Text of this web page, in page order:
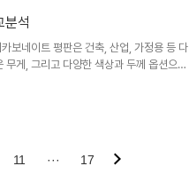
분석
보네이트 평판은 건축, 산업, 가정용 등 다
게, 그리고 다양한 색상과 두께 옵션으로
들의 선택을 어렵게 만들고 있습니다. 본
11 ··· 17